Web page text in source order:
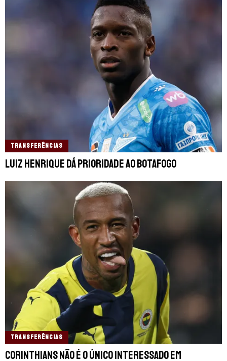
TRANSFERÊNCIAS
Luiz Henrique dá prioridade ao Botafogo
TRANSFERÊNCIAS
Corinthians não é o único interessado em